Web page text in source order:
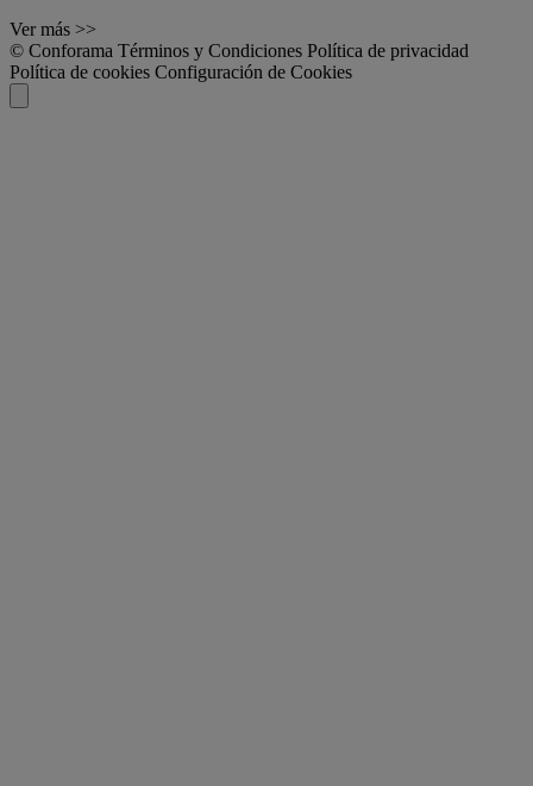
Ver más >>
© Conforama Términos y Condiciones Política de privacidad
Política de cookies Configuración de Cookies